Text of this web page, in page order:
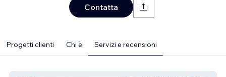
Contatta
Progetti clienti Chi è Servizi e recensioni